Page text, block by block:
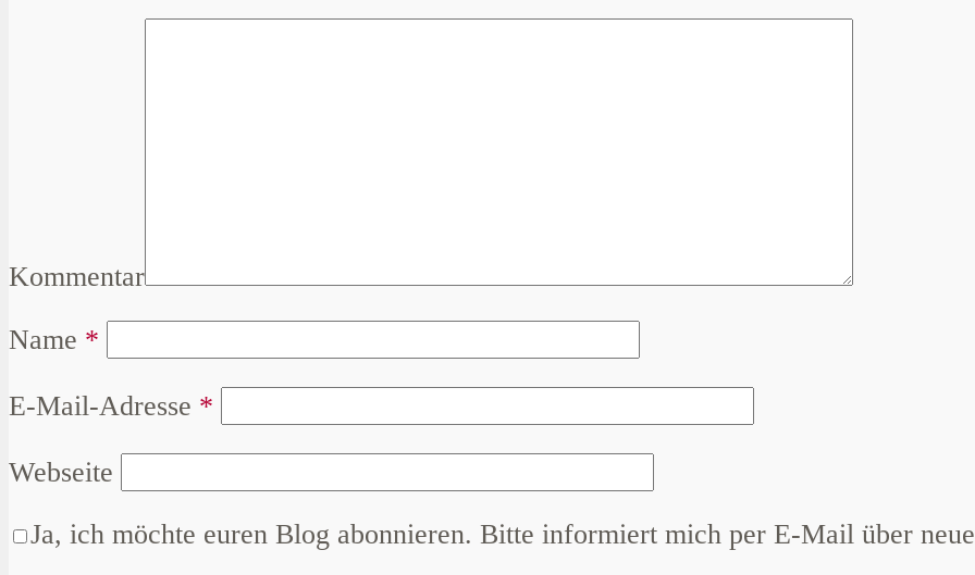
Kommentar
Name *
E-Mail-Adresse *
Webseite
Ja, ich möchte euren Blog abonnieren. Bitte informiert mich per E-Mail über